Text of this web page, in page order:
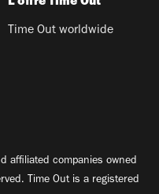
Time Out worldwide
affiliated companies owned
Time Out is a registered